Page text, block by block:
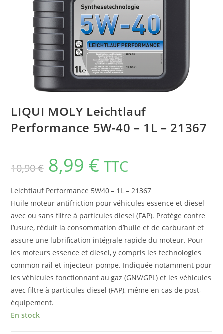
LIQUI MOLY Leichtlauf
Performance 5W-40 – 1L – 21367
10,90€ 8,99 € TTC
Leichtlauf Performance 5W40 – 1L – 21367
Huile moteur antifriction pour véhicules essence et diesel
avec ou sans filtre à particules diesel (FAP). Protège contre
l’usure, réduit la consommation d’huile et de carburant et
assure une lubrification intégrale rapide du moteur. Pour
les moteurs essence et diesel, y compris les technologies
common rail et injecteur-pompe. Indiquée notamment pour
les véhicules fonctionnant au gaz (GNV/GPL) et les véhicules
avec filtre à particules diesel (FAP), même en cas de post-
équipement.
En stock